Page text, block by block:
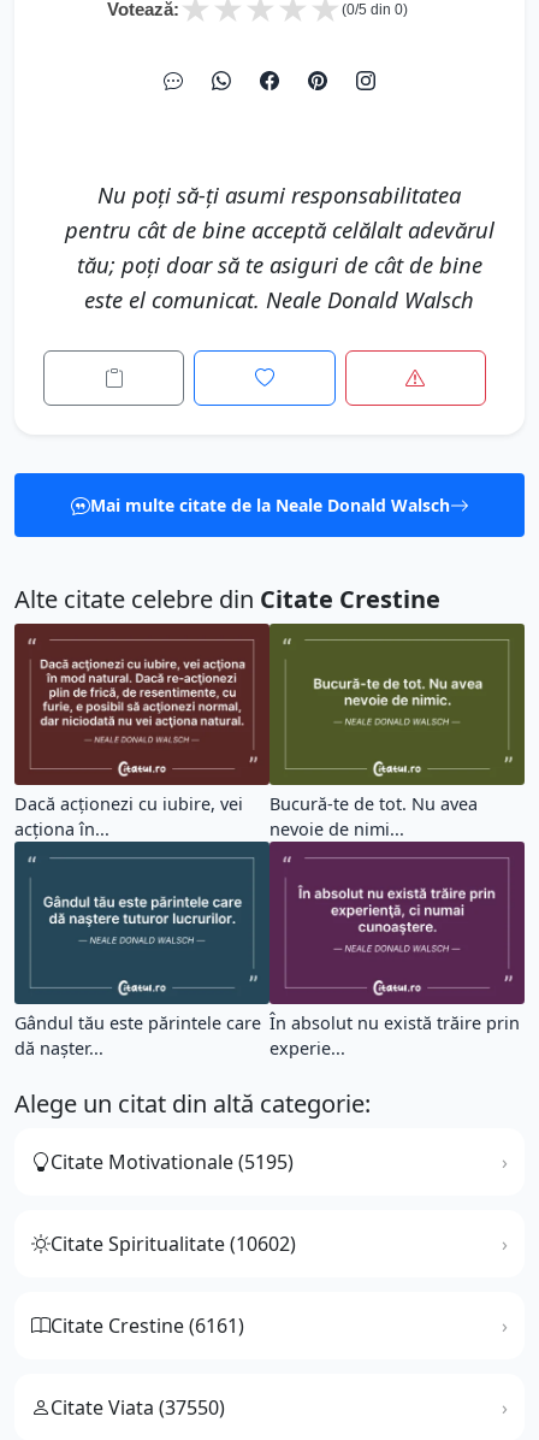
Votează: ★
★
★
★
★ (0/5 din 0)
Nu poţi să-ţi asumi responsabilitatea
pentru cât de bine acceptă celălalt adevărul
tău; poţi doar să te asiguri de cât de bine
este el comunicat. Neale Donald Walsch
Mai multe citate de la Neale Donald Walsch
Alte citate celebre din Citate Crestine
Dacă acţionezi cu iubire, vei
acţiona în...
Bucură-te de tot. Nu avea
nevoie de nimi...
Gândul tău este părintele care
dă naşter...
În absolut nu există trăire prin
experie...
Alege un citat din altă categorie:
Citate Motivationale (5195)
Citate Spiritualitate (10602)
Citate Crestine (6161)
Citate Viata (37550)